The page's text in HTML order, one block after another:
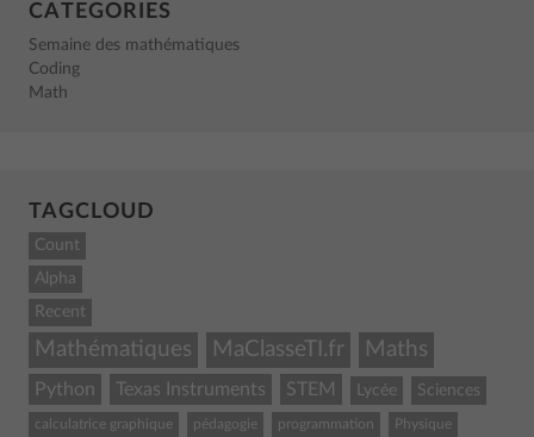
CATEGORIES
Semaine des mathématiques
Coding
Math
TAGCLOUD
Count
Alpha
Recent
Mathématiques MaClasseTI.fr Maths
Python Texas Instruments STEM Lycée Sciences
calculatrice graphique pédagogie programmation Physique